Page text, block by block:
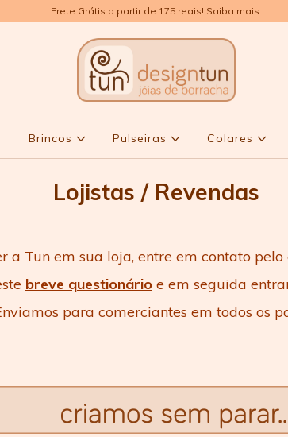
Frete Grátis a partir de 175 reais! Saiba mais.
Brincos Pulseiras Colares
Lojistas / Revendas
a Tun em sua loja, entre em contato pelo
breve questionárioe em seguida
para comerciantes em todos os